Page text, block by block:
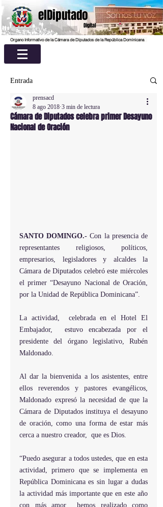
elDiputado
Digital
Organo Informativo de la Cámara de Diputados de la República Dominicana
Entrada
Cámara de Diputados celebra primer Desayuno
Nacional de Oración
prensacd
8 ago 2018 3 min de lectura
SANTO DOMINGO.- Con la presencia de
representantes religiosos, políticos,
empresarios, legisladores y alcaldes la
Cámara de Diputados celebró este miércoles
el primer “Desayuno Nacional de Oración,
por la Unidad de República Dominicana”.
La actividad,  celebrada en el Hotel El
Embajador,  estuvo encabezada por el
presidente del órgano legislativo, Rubén
Maldonado.
Al dar la bienvenida a los asistentes, entre
ellos reverendos y pastores evangélicos,
Maldonado expresó la necesidad de que la
Cámara de Diputados instituya el desayuno
de oración, como una forma de estar más
cerca a nuestro creador,  que es Dios.
“Puedo asegurar a todos ustedes, que en esta
actividad, primero que se implementa en
República Dominicana es sin lugar a dudas
la actividad más importante que en este año
con más amor  hemos realizado como